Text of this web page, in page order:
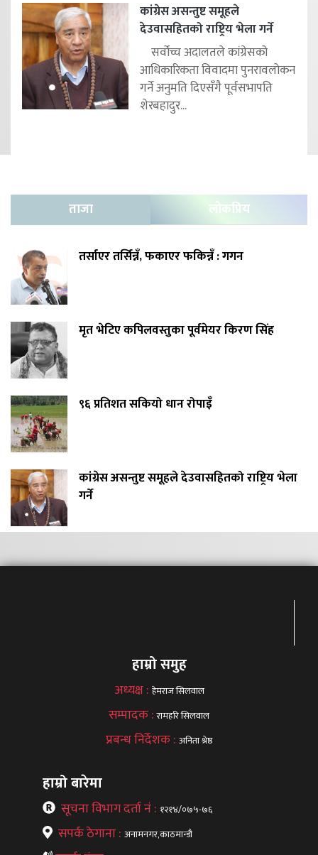
कांग्रेस असन्तुष्ट समूहले
देउवासहितको राष्ट्रिय भेला गर्ने
सर्वोच्च अदालतले कांग्रेसको
आधिकारिकता विवादमा पुनरावलोकन
गर्ने अनुमति दिएसँगै पूर्वसभापति
शेरबहादुर...
ताजा लोकप्रिय
तर्साएर तर्सिन्नँ, फकाएर फकिन्नँ : गगन
मृत भेटिए कपिलवस्तुका पूर्वमेयर किरण सिंह
९६ प्रतिशत सकियो धान रोपाइँ
कांग्रेस असन्तुष्ट समूहले देउवासहितको राष्ट्रिय भेला
गर्ने
हाम्रो समुह
अध्यक्ष : हेमराज सिलवाल
सम्पादक :रामहरि सिलवाल
प्रबन्ध निर्देशक : अनिता श्रेष्ठ
हाम्रो बारेमा
सूचना विभाग दर्ता नं : १२१४/०७५-७६
सपर्क ठेगाना : अनामनगर,काठमान्डौ